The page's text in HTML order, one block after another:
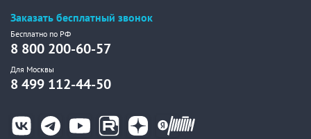
Заказать бесплатный звонок
Бесплатно по РФ
8 800 200-60-57
Для Москвы
8 499 112-44-50